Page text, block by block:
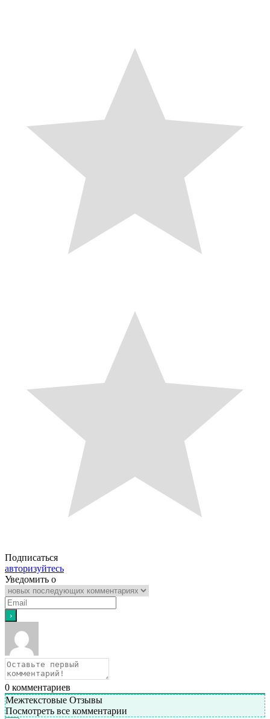
Подписаться
авторизуйтесь
Уведомить о
0 комментариев
Межтекстовые Отзывы
Посмотреть все комментарии